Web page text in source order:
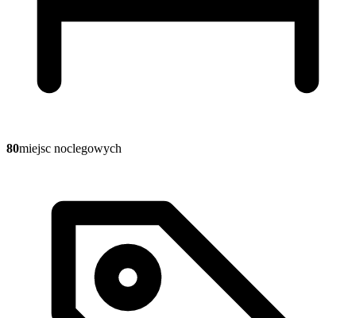
80miejsc noclegowych